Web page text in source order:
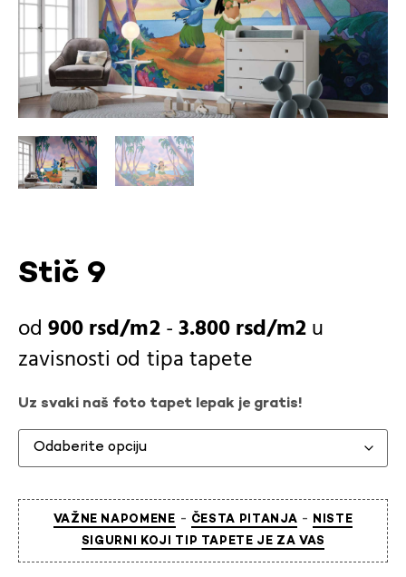
Stič 9
900rsd -3.800rsd
u
zavisnosti od tipa tapete
Uz svaki naš foto tapet lepak je gratis!
VAŽNE NAPOMENE - ČESTA PITANJA - NISTE
SIGURNI KOJI TIP TAPETE JE ZA VAS